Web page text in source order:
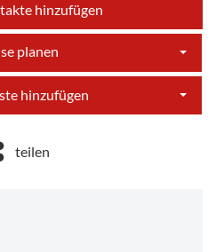
hinzufügen
planen
hinzufügen
teilen